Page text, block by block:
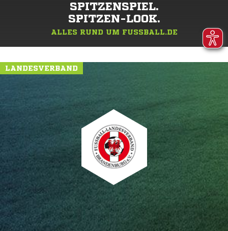
SPITZENSPIEL.
SPITZEN-LOOK.
ALLES RUND UM FUSSBALL.DE
LANDESVERBAND